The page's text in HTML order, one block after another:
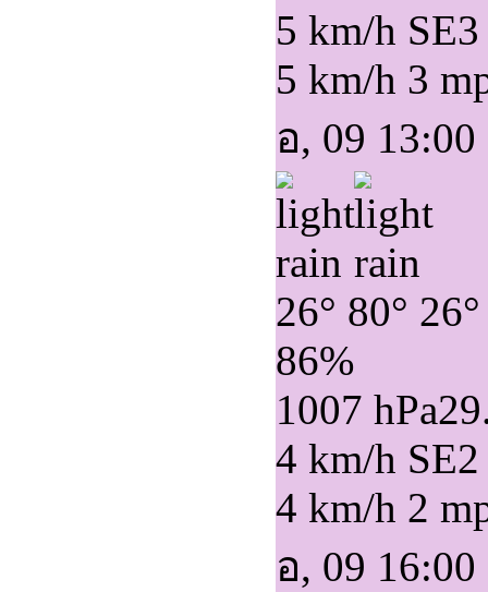
5 km/h SE
5 km/h 3
อ, 09 13:00
26° 80° 26°
86%
1007 hPa
4 km/h SE
4 km/h 2
อ, 09 16:00